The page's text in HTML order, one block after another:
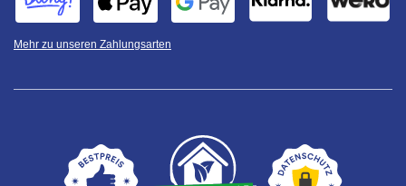
Mehr zu unseren Zahlungsarten